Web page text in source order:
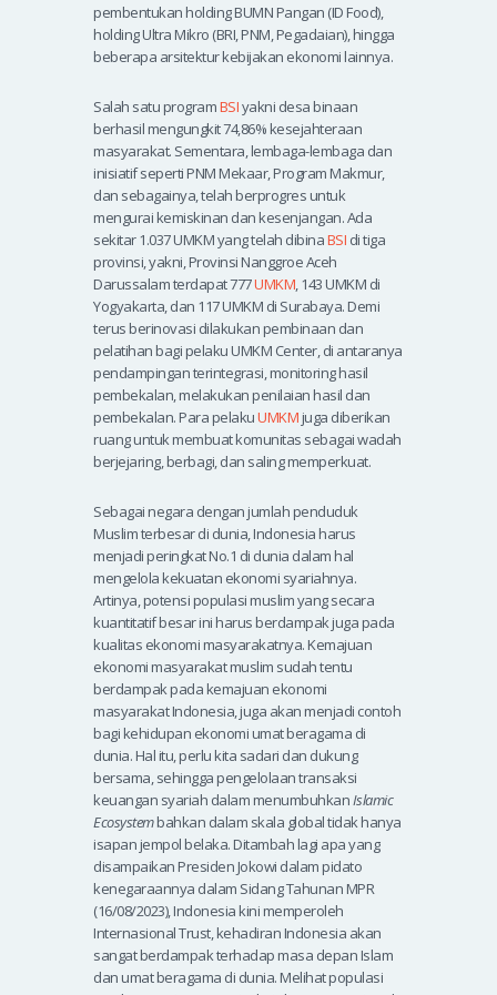
pembentukan holding BUMN Pangan (ID Food),
holding Ultra Mikro (BRI, PNM, Pegadaian), hingga
beberapa arsitektur kebijakan ekonomi lainnya.
Salah satu programBSIyakni desa binaan
berhasil mengungkit 74,86% kesejahteraan
masyarakat. Sementara, lembaga-lembaga dan
inisiatif seperti PNM Mekaar, Program Makmur,
dan sebagainya, telah berprogres untuk
mengurai kemiskinan dan kesenjangan. Ada
sekitar 1.037 UMKM yang telah dibinaBSI di tiga
provinsi, yakni, Provinsi Nanggroe Aceh
Darussalam terdapat 777UMKM, 143 UMKM di
Yogyakarta, dan 117 UMKM di Surabaya. Demi
terus berinovasi dilakukan pembinaan dan
pelatihan bagi pelaku UMKM Center, di antaranya
pendampingan terintegrasi, monitoring hasil
pembekalan, melakukan penilaian hasil dan
pembekalan. Para pelakuUMKMjuga diberikan
ruang untuk membuat komunitas sebagai wadah
berjejaring, berbagi, dan saling memperkuat.
Sebagai negara dengan jumlah penduduk
Muslim terbesar di dunia, Indonesia harus
menjadi peringkat No.1 di dunia dalam hal
mengelola kekuatan ekonomi syariahnya.
Artinya, potensi populasi muslim yang secara
kuantitatif besar ini harus berdampak juga pada
kualitas ekonomi masyarakatnya. Kemajuan
ekonomi masyarakat muslim sudah tentu
berdampak pada kemajuan ekonomi
masyarakat Indonesia, juga akan menjadi contoh
bagi kehidupan ekonomi umat beragama di
dunia. Hal itu, perlu kita sadari dan dukung
bersama, sehingga pengelolaan transaksi
keuangan syariah dalam menumbuhkanIslamic
Ecosystembahkan dalam skala global tidak hanya
isapan jempol belaka. Ditambah lagi apa yang
disampaikan Presiden Jokowi dalam pidato
kenegaraannya dalam Sidang Tahunan MPR
(16/08/2023), Indonesia kini memperoleh
Internasional Trust, kehadiran Indonesia akan
sangat berdampak terhadap masa depan Islam
dan umat beragama di dunia. Melihat populasi